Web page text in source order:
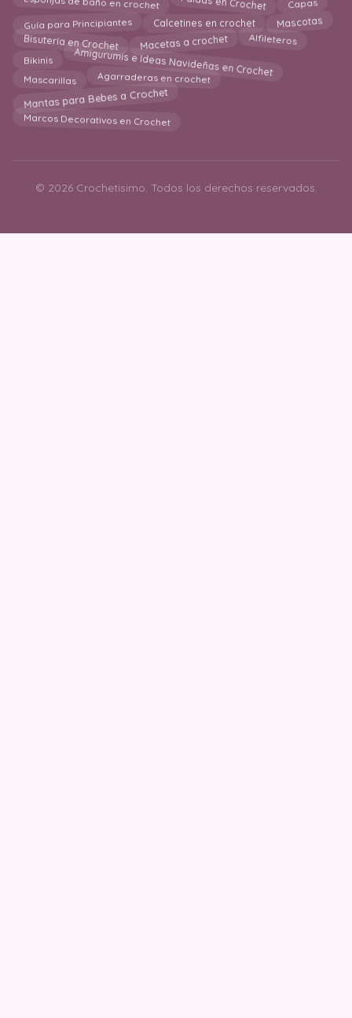
Esponjas de baño en crochet Faldas en Crochet
Guía para Principiantes Calcetines en crochet Mascotas
Bisutería en Crochet Macetas a crochet Alfileteros
Bikinis Amigurumis e Ideas Navideñas en Crochet
Mascarillas Agarraderas en crochet
Mantas para Bebes a Crochet
Marcos Decorativos en Crochet
© 2026 Crochetisimo. Todos los derechos reservados.